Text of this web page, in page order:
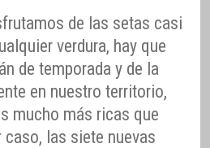
de las setas casi
verdura, hay que
de temporada y de la
en nuestro territorio,
mucho más ricas que
las siete nuevas